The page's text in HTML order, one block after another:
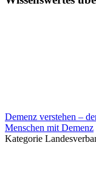
Demenz verstehen –
Menschen mit Demenz
Kategorie